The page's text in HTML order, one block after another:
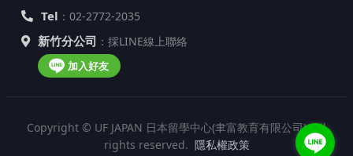
Tel ：02-2772-2035
新竹分公司 ：採LINE線上聯絡
加入好友
Copyright © UF JAPAN 日本留學中心(聿富教育有限公司). All
rights reserved. 隱私權政策